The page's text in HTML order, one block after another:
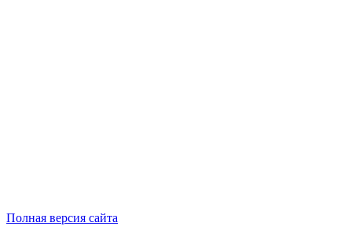
Полная версия сайта